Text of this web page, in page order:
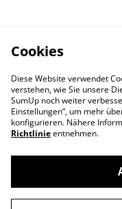
Cookies
Diese Website verwendet
verstehen, wie Sie unsere
SumUp noch weiter
Einstellungen“, um mehr
konfigurieren. Nähere
Richtlinieentnehmen.